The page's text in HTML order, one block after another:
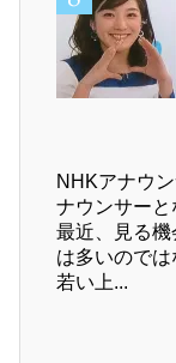
NHKアナウ
ナウンサーと
最近、見る
は多いので
若い上...